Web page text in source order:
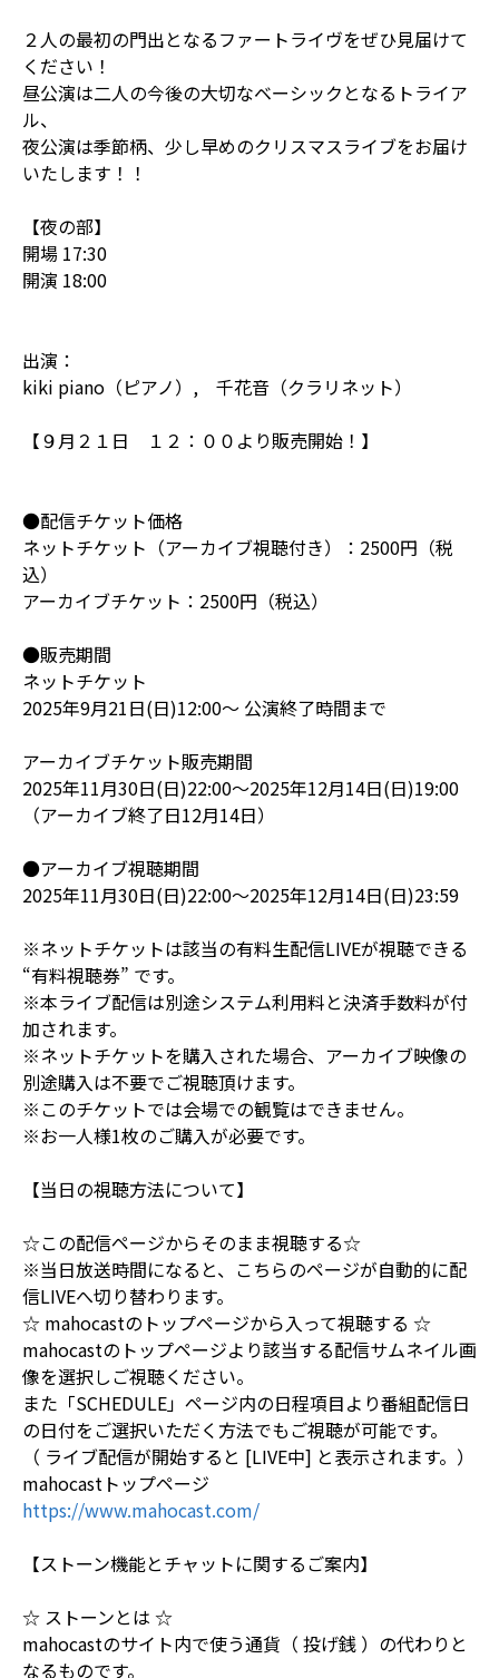
２人の最初の門出となるファートライヴをぜひ見届けて
ください！
昼公演は二人の今後の大切なベーシックとなるトライア
ル、
夜公演は季節柄、少し早めのクリスマスライブをお届け
いたします！！
【夜の部】
開場 17:30
開演 18:00
出演：
kiki piano（ピアノ）, 千花音（クラリネット）
【９月２１日 １２：００より販売開始！】
●配信チケット価格
ネットチケット（アーカイブ視聴付き）：2500円（税
込）
アーカイブチケット：2500円（税込）
●販売期間
ネットチケット
2025年9月21日(日)12:00～ 公演終了時間まで
アーカイブチケット販売期間
2025年11月30日(日)22:00～2025年12月14日(日)19:00
（アーカイブ終了日12月14日）
●アーカイブ視聴期間
2025年11月30日(日)22:00～2025年12月14日(日)23:59
※ネットチケットは該当の有料生配信LIVEが視聴できる
“有料視聴券” です。
※本ライブ配信は別途システム利用料と決済手数料が付
加されます。
※ネットチケットを購入された場合、アーカイブ映像の
別途購入は不要でご視聴頂けます。
※このチケットでは会場での観覧はできません。
※お一人様1枚のご購入が必要です。
【当日の視聴方法について】
☆この配信ページからそのまま視聴する☆
※当日放送時間になると、こちらのページが自動的に配
信LIVEへ切り替わります。
☆ mahocastのトップページから入って視聴する ☆
mahocastのトップページより該当する配信サムネイル画
像を選択しご視聴ください。
また「SCHEDULE」ページ内の日程項目より番組配信日
の日付をご選択いただく方法でもご視聴が可能です。
（ ライブ配信が開始すると [LIVE中] と表示されます。）
mahocastトップページ
https://www.mahocast.com/
【ストーン機能とチャットに関するご案内】
☆ ストーンとは ☆
mahocastのサイト内で使う通貨（ 投げ銭 ）の代わりと
なるものです。